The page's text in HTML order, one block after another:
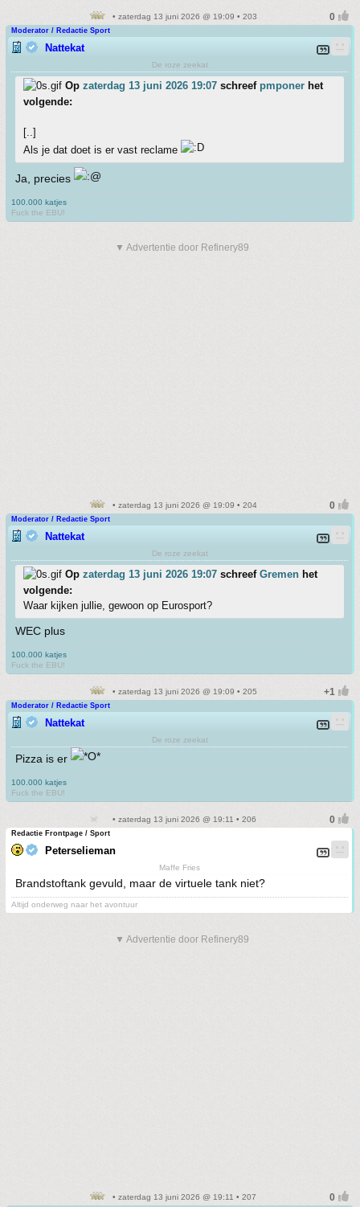
• zaterdag 13 juni 2026 @ 19:09 • 203
Moderator / Redactie Sport
Nattekat
De roze zeekat
Op zaterdag 13 juni 2026 19:07 schreef pmponer het
volgende:
[..]
Als je dat doet is er vast reclame
Ja, precies
100.000 katjes
Fuck the EBU!
▼ Advertentie door Refinery89
• zaterdag 13 juni 2026 @ 19:09 • 204
Moderator / Redactie Sport
Nattekat
De roze zeekat
Op zaterdag 13 juni 2026 19:07 schreef Gremen het
volgende:
Waar kijken jullie, gewoon op Eurosport?
WEC plus
100.000 katjes
Fuck the EBU!
• zaterdag 13 juni 2026 @ 19:09 • 205
Moderator / Redactie Sport
Nattekat
De roze zeekat
Pizza is er
100.000 katjes
Fuck the EBU!
• zaterdag 13 juni 2026 @ 19:11 • 206
Redactie Frontpage / Sport
Peterselieman
Maffe Fries
Brandstoftank gevuld, maar de virtuele tank niet?
Altijd onderweg naar het avontuur
▼ Advertentie door Refinery89
• zaterdag 13 juni 2026 @ 19:11 • 207